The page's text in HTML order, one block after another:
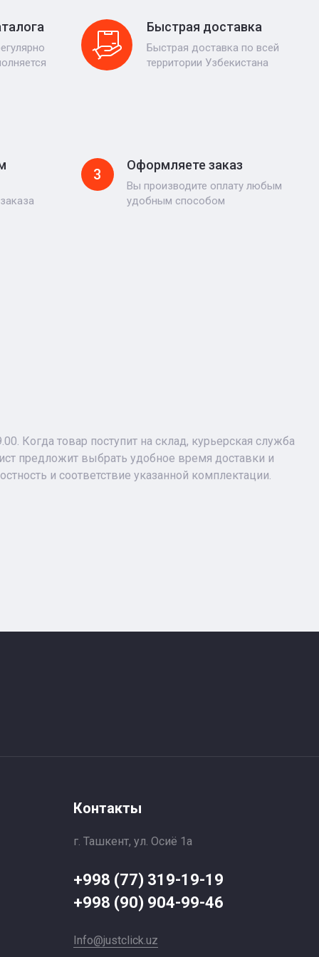
Быстрая доставка
Быстрая доставка по всей
территории Узбекистана
3
Оформляете заказ
Вы производите оплату любым
удобным способом
Когда товар поступит на склад, курьерская служба
предложит выбрать удобное время доставки и
и соответствие указанной комплектации.
Контакты
г. Ташкент, ул. Осиё 1a
+998 (77) 319-19-19
+998 (90) 904-99-46
Info@justclick.uz